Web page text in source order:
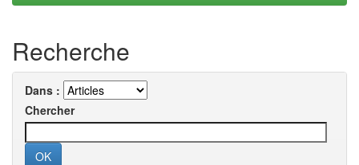
Recherche
Dans :
Chercher